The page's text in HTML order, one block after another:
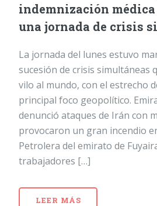
indemnización médica
una jornada de crisis
La jornada del lunes estuvo
sucesión de crisis simultáneas
vilo al mundo, con el estrecho
principal foco geopolítico.
denunció ataques de Irán con
provocaron un gran incendio
Petrolera del emirato de
trabajadores […]
LEER MÁS